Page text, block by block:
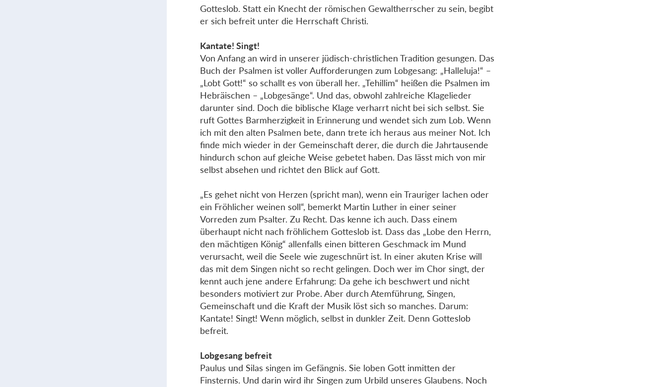
Gotteslob. Statt ein Knecht der römischen Gewaltherrscher zu sein, begibt
er sich befreit unter die Herrschaft Christi.
Kantate! Singt!
Von Anfang an wird in unserer jüdisch-christlichen Tradition gesungen. Das
Buch der Psalmen ist voller Aufforderungen zum Lobgesang: „Halleluja!“ –
„Lobt Gott!“ so schallt es von überall her. „Tehillim“ heißen die Psalmen im
Hebräischen – „Lobgesänge“. Und das, obwohl zahlreiche Klagelieder
darunter sind. Doch die biblische Klage verharrt nicht bei sich selbst. Sie
ruft Gottes Barmherzigkeit in Erinnerung und wendet sich zum Lob. Wenn
ich mit den alten Psalmen bete, dann trete ich heraus aus meiner Not. Ich
finde mich wieder in der Gemeinschaft derer, die durch die Jahrtausende
hindurch schon auf gleiche Weise gebetet haben. Das lässt mich von mir
selbst absehen und richtet den Blick auf Gott.
„Es gehet nicht von Herzen (spricht man), wenn ein Trauriger lachen oder
ein Fröhlicher weinen soll“, bemerkt Martin Luther in einer seiner
Vorreden zum Psalter. Zu Recht. Das kenne ich auch. Dass einem
überhaupt nicht nach fröhlichem Gotteslob ist. Dass das „Lobe den Herrn,
den mächtigen König“ allenfalls einen bitteren Geschmack im Mund
verursacht, weil die Seele wie zugeschnürt ist. In einer akuten Krise will
das mit dem Singen nicht so recht gelingen. Doch wer im Chor singt, der
kennt auch jene andere Erfahrung: Da gehe ich beschwert und nicht
besonders motiviert zur Probe. Aber durch Atemführung, Singen,
Gemeinschaft und die Kraft der Musik löst sich so manches. Darum:
Kantate! Singt! Wenn möglich, selbst in dunkler Zeit. Denn Gotteslob
befreit.
Lobgesang befreit
Paulus und Silas singen im Gefängnis. Sie loben Gott inmitten der
Finsternis. Und darin wird ihr Singen zum Urbild unseres Glaubens. Noch